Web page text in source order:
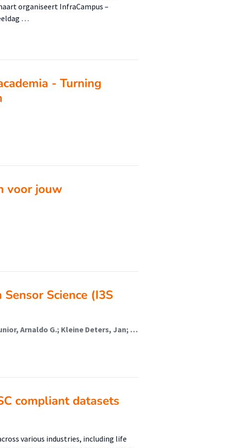
organiseert InfraCampus –
…
- Turning
voor jouw
Science (I3S
Brega Có Silva, Filipe; Abou Dargham, Sara ; Leal-Junior, Arnaldo G.; Kleine Deters, Jan; Lima Silva, Jair
compliant datasets
various industries, including life